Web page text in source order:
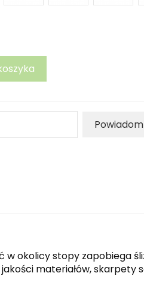
okolicy stopy zapobiega
materiałów, skarpety